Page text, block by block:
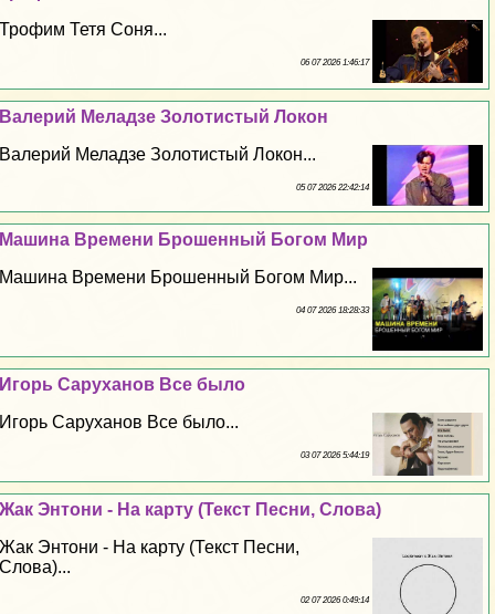
Трофим Тетя Соня...
06 07 2026 1:46:17
Валерий Меладзе Золотистый Локон
Валерий Меладзе Золотистый Локон...
05 07 2026 22:42:14
Машина Времени Брошенный Богом Мир
Машина Времени Брошенный Богом Мир...
04 07 2026 18:28:33
Игорь Саруханов Все было
Игорь Саруханов Все было...
03 07 2026 5:44:19
Жак Энтони - На карту (Текст Песни, Слова)
Жак Энтони - На карту (Текст Песни,
Слова)...
02 07 2026 0:49:14